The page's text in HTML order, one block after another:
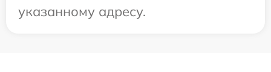
указанному адресу.